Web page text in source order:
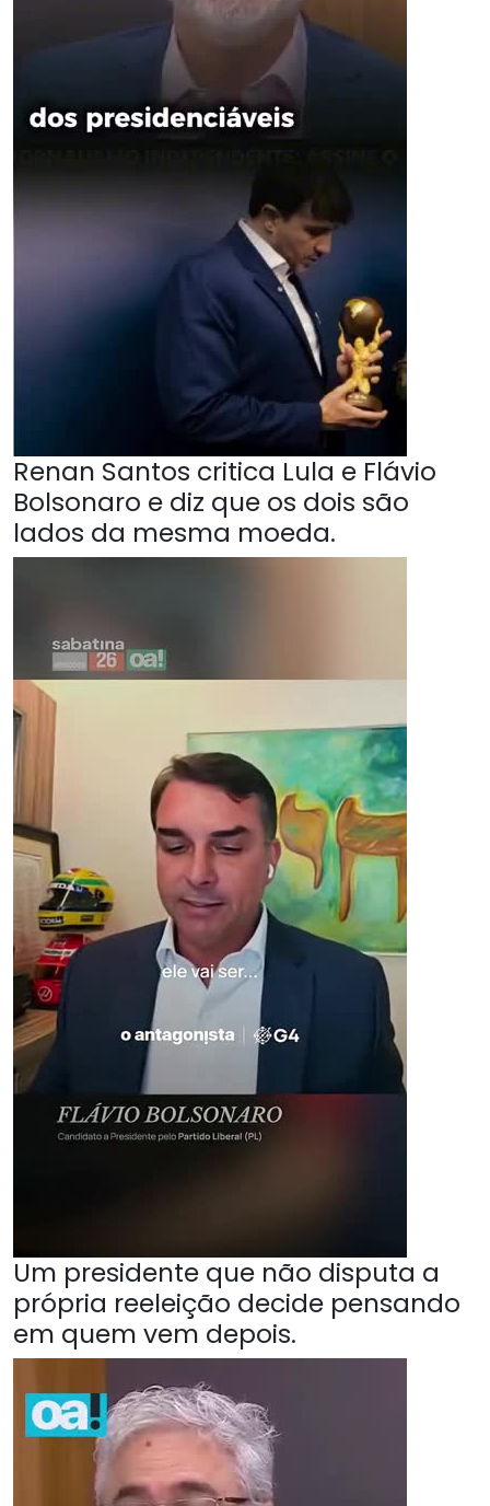
Renan Santos critica Lula e Flávio
Bolsonaro e diz que os dois são
lados da mesma moeda.
Um presidente que não disputa a
própria reeleição decide pensando
em quem vem depois.